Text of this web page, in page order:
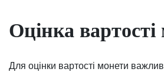
Оцінка
Для оцінки вартості монети